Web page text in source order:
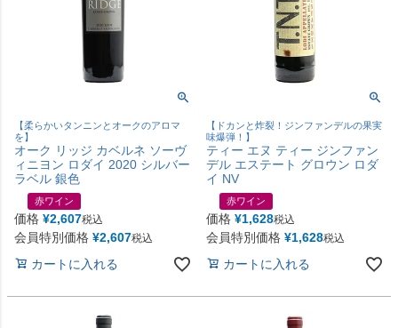
【柔らかいタンニンとオークのアロマ
を】
オーク リッジ カベルネ ソーヴ
ィニヨン ロダイ 2020 シルバー
ラベル 銀色
赤ワイン
価格 ¥2,607税込
会員特別価格 ¥2,607税込
カートに入れる
【ドカンと炸裂！ジンファンデルの果実
味爆弾！】
ティー エヌ ティー ジンファン
デル エステート グロウン ロダ
イ NV
赤ワイン
価格 ¥1,628税込
会員特別価格 ¥1,628税込
カートに入れる